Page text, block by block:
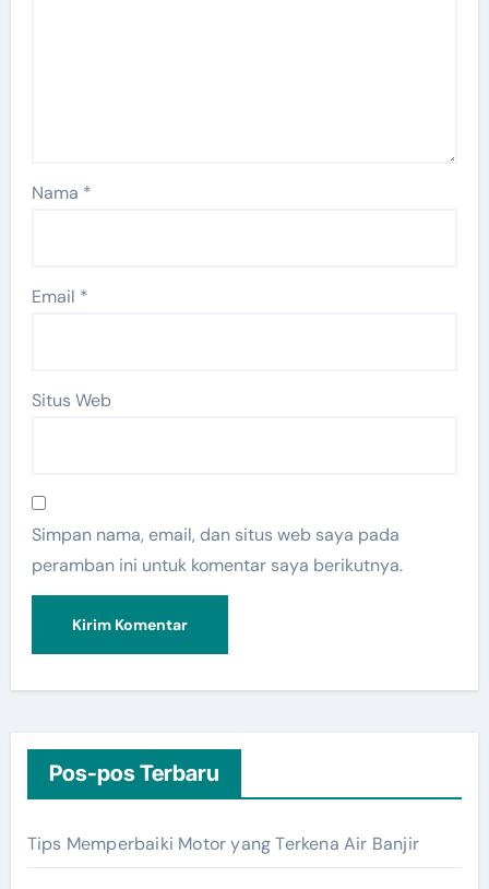
Nama *
Email *
Situs Web
Simpan nama, email, dan situs web saya pada
peramban ini untuk komentar saya berikutnya.
Pos-pos Terbaru
Tips Memperbaiki Motor yang Terkena Air Banjir